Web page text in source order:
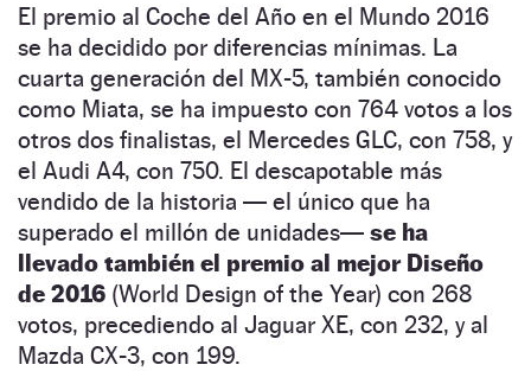
El premio al Coche del Año en el Mundo 2016
se ha decidido por diferencias mínimas. La
cuarta generación del MX-5, también conocido
como Miata, se ha impuesto con 764 votos a los
otros dos finalistas, el Mercedes GLC, con 758, y
el Audi A4, con 750. El descapotable más
vendido de la historia — el único que ha
superado el millón de unidades— se ha
llevado también el premio al mejor Diseño
de 2016 (World Design of the Year) con 268
votos, precediendo al Jaguar XE, con 232, y al
Mazda CX-3, con 199.